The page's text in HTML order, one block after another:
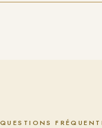
QUESTIONS